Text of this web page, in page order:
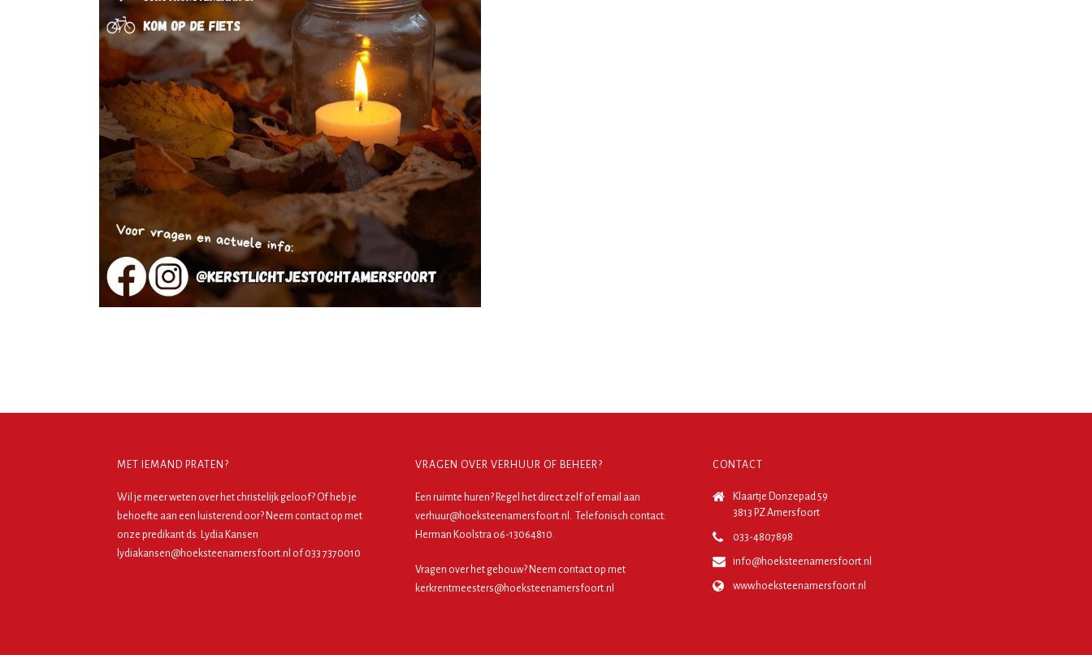
MET IEMAND PRATEN?
Wil je meer weten over het christelijk geloof? Of heb je
behoefte aan een luisterend oor? Neem contact op met
onze predikant ds. Lydia Kansen
lydiakansen@hoeksteenamersfoort.nl of 033 7370010
VRAGEN OVER VERHUUR OF BEHEER?
Een ruimte huren? Regel het direct zelfof email aan
verhuur@hoeksteenamersfoort.nl. Telefonisch contact:
Herman Koolstra o6-13064810.
Vragen over het gebouw? Neem contact op met
kerkrentmeesters@hoeksteenamersfoort.nl
CONTACT
Klaartje Donzepad 59
3813 PZ Amersfoort
033-4807898
info@hoeksteenamersfoort.nl
www.hoeksteenamersfoort.nl